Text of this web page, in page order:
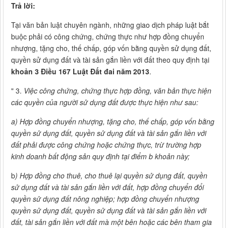
Trả lời:
Tại văn bản luật chuyên ngành, những giao dịch pháp luật bắt
buộc phải có công chứng, chứng thực như hợp đồng chuyển
nhượng, tặng cho, thế chấp, góp vốn bằng quyền sử dụng đất,
quyền sử dụng đất và tài sản gắn liền với đất theo quy định tại
khoản 3 Điều 167 Luật Đất đai năm 2013.
" 3. Việc công chứng, chứng thực hợp đồng, văn bản thực hiện
các quyền của người sử dụng đất được thực hiện như sau:
a) Hợp đồng chuyển nhượng, tặng cho, thế chấp, góp vốn bằng
quyền sử dụng đất, quyền sử dụng đất và tài sản gắn liền với
đất phải được công chứng hoặc chứng thực, trừ trường hợp
kinh doanh bất động sản quy định tại điểm b khoản này;
b) Hợp đồng cho thuê, cho thuê lại quyền sử dụng đất, quyền
sử dụng đất và tài sản gắn liền với đất, hợp đồng chuyển đổi
quyền sử dụng đất nông nghiệp; hợp đồng chuyển nhượng
quyền sử dụng đất, quyền sử dụng đất và tài sản gắn liền với
đất, tài sản gắn liền với đất mà một bên hoặc các bên tham gia